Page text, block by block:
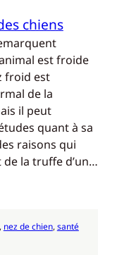
chiens
est froide
froid est
de la
il peut
quant à sa
raisons qui
la truffe d’un…
nez de chien, santé